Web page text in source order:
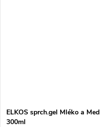
ELKOS sprch.gel Mléko a Med
300ml